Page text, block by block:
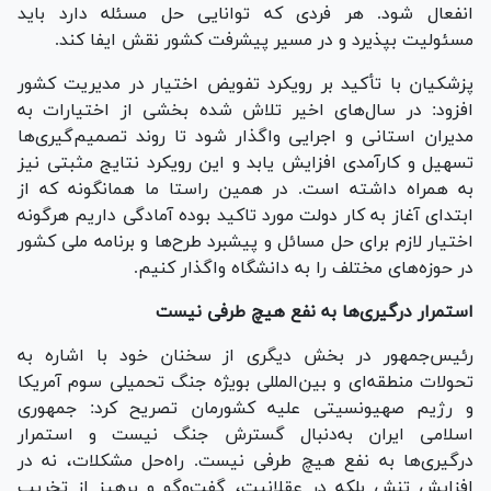
انفعال شود. هر فردی که توانایی حل مسئله دارد باید
مسئولیت بپذیرد و در مسیر پیشرفت کشور نقش ایفا کند.
پزشکیان با تأکید بر رویکرد تفویض اختیار در مدیریت کشور
افزود: در سال‌های اخیر تلاش شده بخشی از اختیارات به
مدیران استانی و اجرایی واگذار شود تا روند تصمیم‌گیری‌ها
تسهیل و کارآمدی افزایش یابد و این رویکرد نتایج مثبتی نیز
به همراه داشته است. در همین راستا ما همانگونه که از
ابتدای آغاز به کار دولت مورد تاکید بوده آمادگی داریم هرگونه
اختیار لازم برای حل مسائل و پیشبرد طرح‌ها و برنامه ملی کشور
در حوزه‌های مختلف را به دانشگاه واگذار کنیم.
استمرار درگیری‌ها به نفع هیچ طرفی نیست
رئیس‌جمهور در بخش دیگری از سخنان خود با اشاره به
تحولات منطقه‌ای و بین‌المللی بویژه جنگ تحمیلی سوم آمریکا
و رژیم صهیونسیتی علیه کشورمان تصریح کرد: جمهوری
اسلامی ایران به‌دنبال گسترش جنگ نیست و استمرار
درگیری‌ها به نفع هیچ طرفی نیست. راه‌حل مشکلات، نه در